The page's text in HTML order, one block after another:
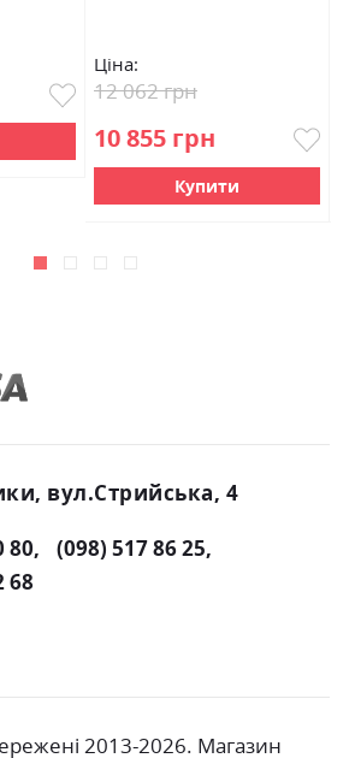
Ціна:
10 855 грн
12 062 грн
Купити
вул.Стрийська, 4
80
(098) 517 86 25
68
2013-2026. Магазин